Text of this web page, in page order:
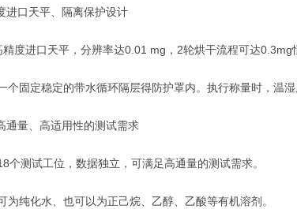
进口天平、隔离保护设计
精度进口天平，分辨率达0.01 mg，2轮烘干流程可达0.3mg
个固定稳定的带水循环隔层得防护罩内。执行称量时，温
通量、高适用性的测试需求
个测试工位，数据独立，可满足高通量的测试需求。
为纯化水、也可以为正己烷、乙醇、乙酸等有机溶剂。